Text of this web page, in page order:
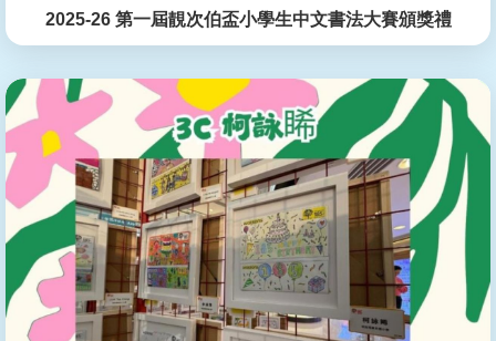
2025-26 第一屆靚次伯盃小學生中文書法大賽頒獎禮